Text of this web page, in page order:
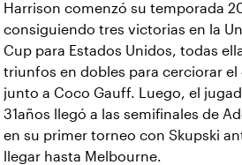
Harrison comenzó su temporada
consiguiendo tres victorias en la
Cup para Estados Unidos, todas
triunfos en dobles para cerciorar el
junto a Coco Gauff. Luego, el
31años llegó a las semifinales de
en su primer torneo con Skupski
llegar hasta Melbourne.